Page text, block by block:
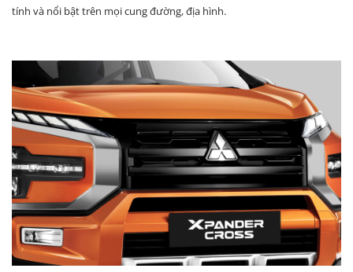
tính và nổi bật trên mọi cung đường, địa hình.